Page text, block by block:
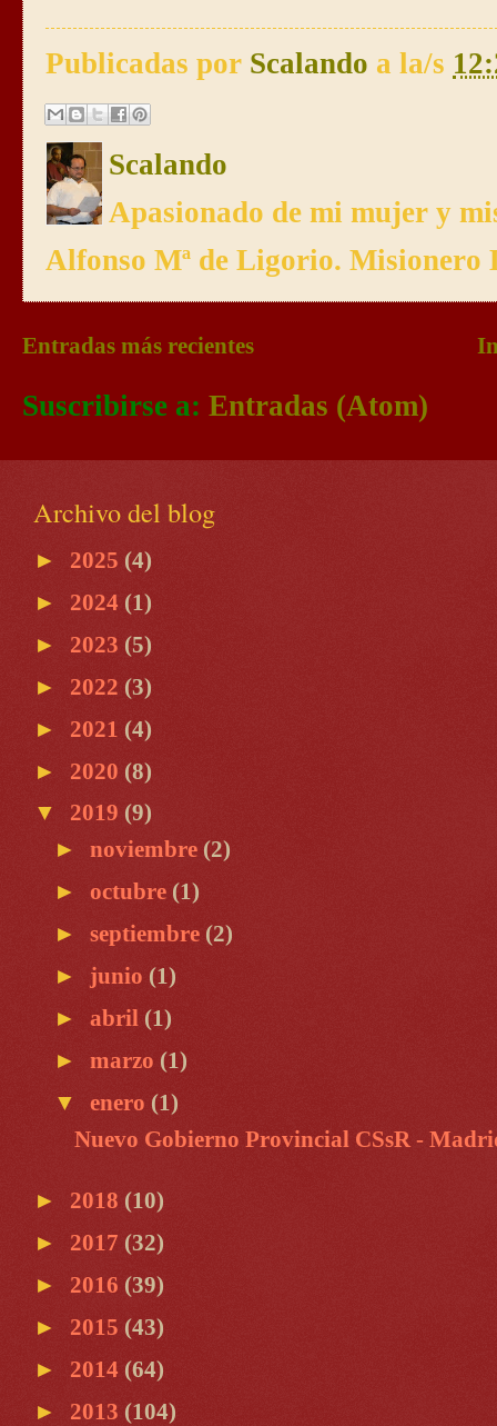
Publicadas por Scalando a la/s
Scalando
Apasionado de mi mujer y
Alfonso Mª de Ligorio. Misionero
Entradas más recientes
Suscribirse a: Entradas (Atom)
Archivo del blog
► 2025 (4)
► 2024 (1)
► 2023 (5)
► 2022 (3)
► 2021 (4)
► 2020 (8)
▼ 2019 (9)
► noviembre (2)
► octubre (1)
► septiembre (2)
► junio (1)
► abril (1)
► marzo (1)
▼ enero (1)
Nuevo Gobierno Provincial CSsR -
► 2018 (10)
► 2017 (32)
► 2016 (39)
► 2015 (43)
► 2014 (64)
► 2013 (104)